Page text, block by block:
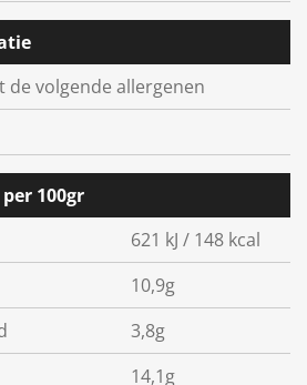
de volgende allergenen
100gr
621 kJ / 148 kcal
10,9g
3,8g
14,1g